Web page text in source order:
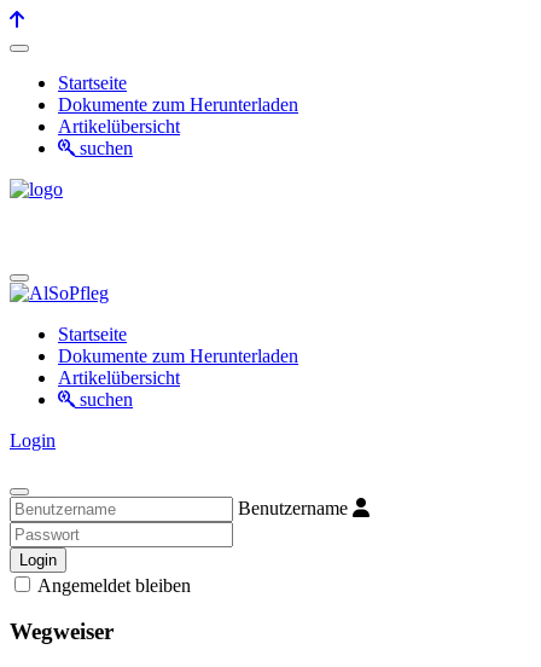
Startseite
Dokumente zum Herunterladen
Artikelübersicht
suchen
Startseite
Dokumente zum Herunterladen
Artikelübersicht
suchen
Login
Benutzername
Login
Angemeldet bleiben
Wegweiser